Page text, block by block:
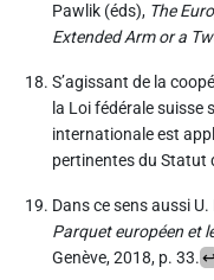
Pawlik (éds), The
Extended Arm or a
S’agissant de la
la Loi fédérale suisse
internationale est
pertinentes du Statut
Dans ce sens aussi U.
Parquet européen et
Genève, 2018, p. 33.↩